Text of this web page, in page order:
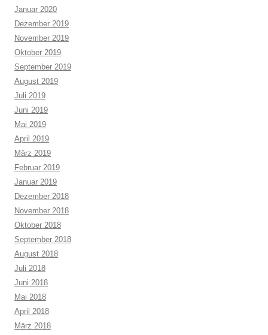
Januar 2020
Dezember 2019
November 2019
Oktober 2019
September 2019
August 2019
Juli 2019
Juni 2019
Mai 2019
April 2019
März 2019
Februar 2019
Januar 2019
Dezember 2018
November 2018
Oktober 2018
September 2018
August 2018
Juli 2018
Juni 2018
Mai 2018
April 2018
März 2018